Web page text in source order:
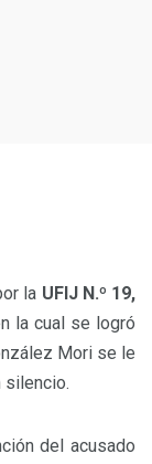
la UFIJ N.º 19,
la cual se logró
Mori se le
silencio.
del acusado